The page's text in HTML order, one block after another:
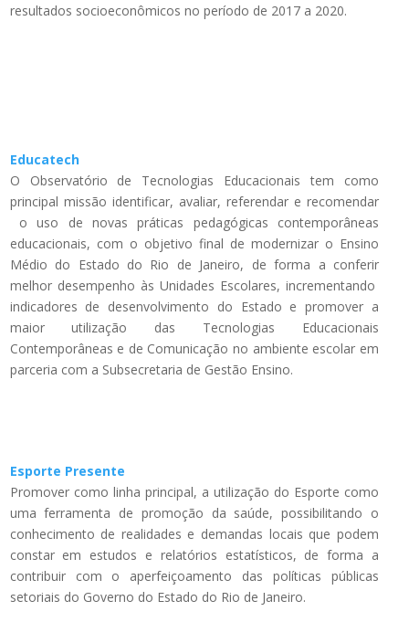
resultados socioeconômicos no período de 2017 a 2020.
Educatech
O Observatório de Tecnologias Educacionais tem como
principal missão identificar, avaliar, referendar e recomendar
o uso de novas práticas pedagógicas contemporâneas
educacionais, com o objetivo final de modernizar o Ensino
Médio do Estado do Rio de Janeiro, de forma a conferir
melhor desempenho às Unidades Escolares, incrementando
indicadores de desenvolvimento do Estado e promover a
maior utilização das Tecnologias Educacionais
Contemporâneas e de Comunicação no ambiente escolar em
parceria com a Subsecretaria de Gestão Ensino.
Esporte Presente
Promover como linha principal, a utilização do Esporte como
uma ferramenta de promoção da saúde, possibilitando o
conhecimento de realidades e demandas locais que podem
constar em estudos e relatórios estatísticos, de forma a
contribuir com o aperfeiçoamento das políticas públicas
setoriais do Governo do Estado do Rio de Janeiro.